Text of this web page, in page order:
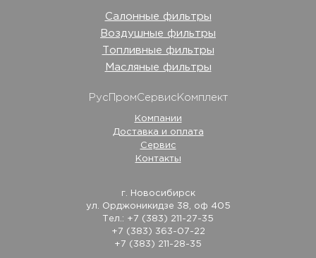
Салонные фильтры
Воздушные фильтры
Топливные фильтры
Масляные фильтры
РусПромСервисКомплект
Компании
Доставка и оплата
Сервис
Контакты
г. Новосибирск
ул. Орджоникидзе 38, оф 405
Тел.: +7 (383) 211-27-35
+7 (383) 363-07-22
+7 (383) 211-28-35